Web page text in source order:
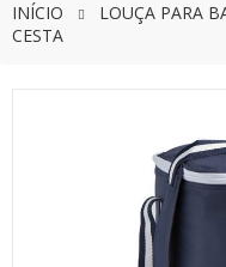
INÍCIO LOUÇA PARA
CESTA